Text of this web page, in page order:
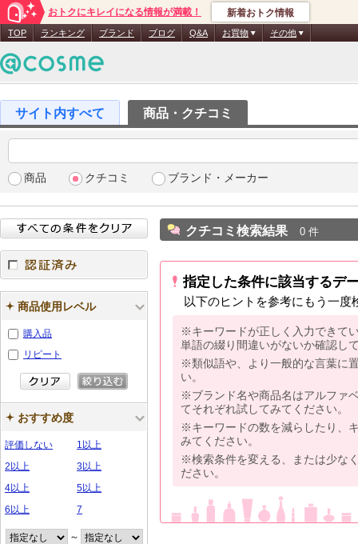
おトクにキレイになる情報が満載！ 新着おトク情報
TOP ランキング ブランド ブログ Q&A お買物 その他
商品・クチコミ
商品 クチコミ ブランド・メーカー
クチコミ検索結果 0 件
指定した条件に該当するデ
以下のヒントを参考にもう一度
※キーワードが正しく入力できて
単語の綴り間違いがないか確認し
※類似語や、より一般的な言葉に
い。
※ブランド名や商品名はアルファ
てそれぞれ試してみてください。
※キーワードの数を減らしたり、
みてください。
※検索条件を変える、または少な
ださい。
認証済み
商品使用レベル
購入品
リピート
おすすめ度
評価しない
1以上
2以上
3以上
4以上
5以上
6以上
7
～